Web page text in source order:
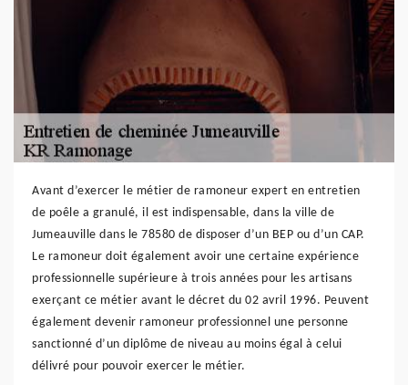
Avant d’exercer le métier de ramoneur expert en entretien
de poêle a granulé, il est indispensable, dans la ville de
Jumeauville dans le 78580 de disposer d’un BEP ou d’un CAP.
Le ramoneur doit également avoir une certaine expérience
professionnelle supérieure à trois années pour les artisans
exerçant ce métier avant le décret du 02 avril 1996. Peuvent
également devenir ramoneur professionnel une personne
sanctionné d’un diplôme de niveau au moins égal à celui
délivré pour pouvoir exercer le métier.